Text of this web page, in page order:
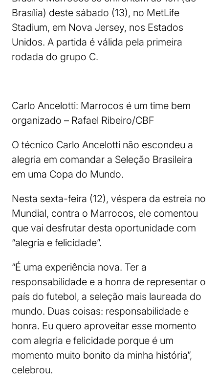
Brasília) deste sábado (13), no MetLife
Stadium, em Nova Jersey, nos Estados
Unidos. A partida é válida pela primeira
rodada do grupo C.
Carlo Ancelotti: Marrocos é um time bem
organizado – Rafael Ribeiro/CBF
O técnico Carlo Ancelotti não escondeu a
alegria em comandar a Seleção Brasileira
em uma Copa do Mundo.
Nesta sexta-feira (12), véspera da estreia no
Mundial, contra o Marrocos, ele comentou
que vai desfrutar desta oportunidade com
“alegria e felicidade”.
“É uma experiência nova. Ter a
responsabilidade e a honra de representar o
país do futebol, a seleção mais laureada do
mundo. Duas coisas: responsabilidade e
honra. Eu quero aproveitar esse momento
com alegria e felicidade porque é um
momento muito bonito da minha história”,
celebrou.